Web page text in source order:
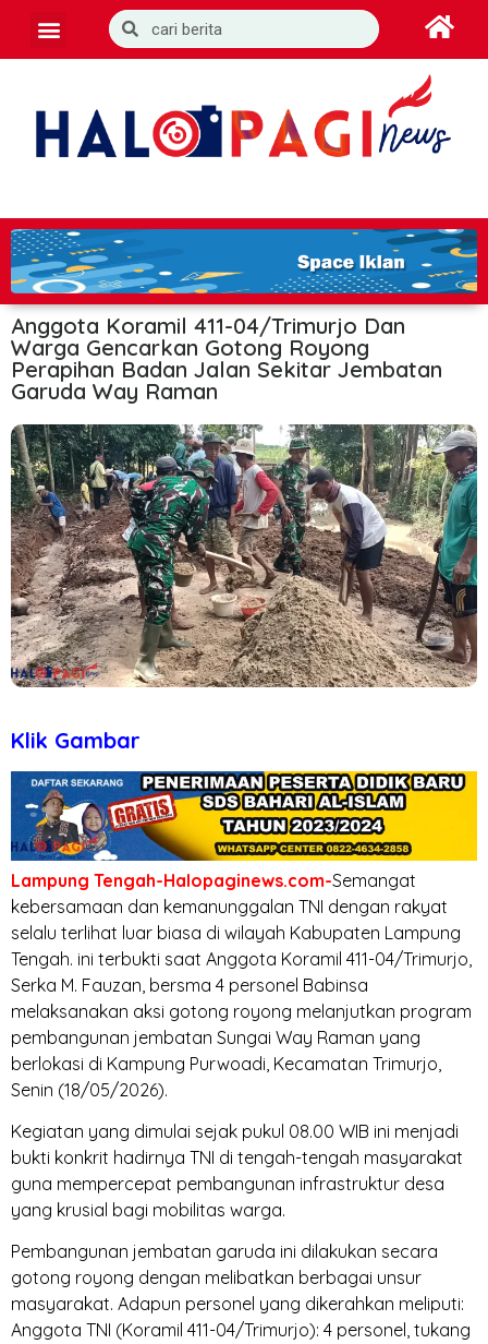
Anggota Koramil 411-04/Trimurjo Dan
Warga Gencarkan Gotong Royong
Perapihan Badan Jalan Sekitar Jembatan
Garuda Way Raman
Klik Gambar
Lampung Tengah-Halopaginews.com-Semangat
kebersamaan dan kemanunggalan TNI dengan rakyat
selalu terlihat luar biasa di wilayah Kabupaten Lampung
Tengah. ini terbukti saat Anggota Koramil 411-04/Trimurjo,
Serka M. Fauzan, bersma 4 personel Babinsa
melaksanakan aksi gotong royong melanjutkan program
pembangunan jembatan Sungai Way Raman yang
berlokasi di Kampung Purwoadi, Kecamatan Trimurjo,
Senin (18/05/2026).
Kegiatan yang dimulai sejak pukul 08.00 WIB ini menjadi
bukti konkrit hadirnya TNI di tengah-tengah masyarakat
guna mempercepat pembangunan infrastruktur desa
yang krusial bagi mobilitas warga.
Pembangunan jembatan garuda ini dilakukan secara
gotong royong dengan melibatkan berbagai unsur
masyarakat. Adapun personel yang dikerahkan meliputi:
Anggota TNI (Koramil 411-04/Trimurjo): 4 personel, tukang